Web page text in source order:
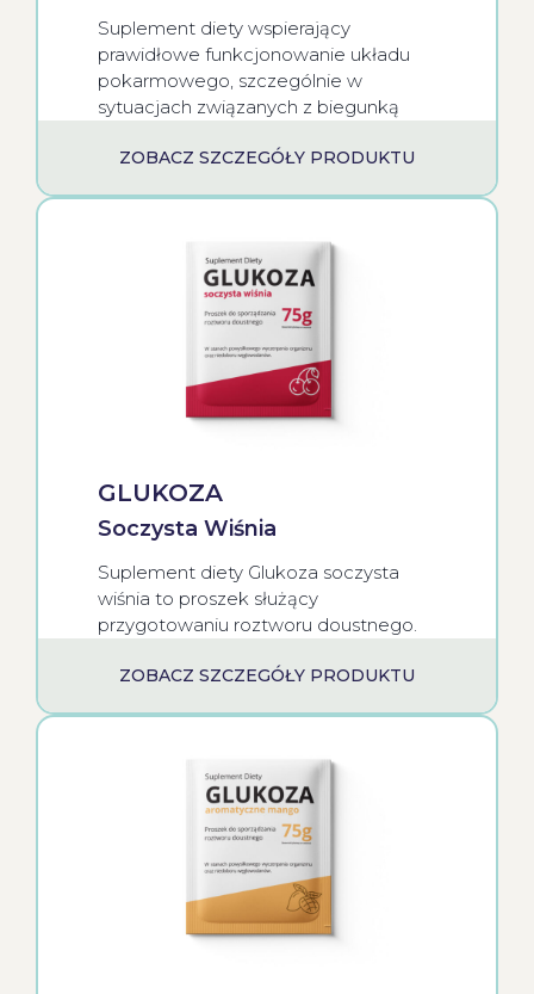
Suplement diety wspierający
prawidłowe funkcjonowanie układu
pokarmowego, szczególnie w
sytuacjach związanych z biegunką
ZOBACZ SZCZEGÓŁY PRODUKTU
GLUKOZA
Soczysta Wiśnia
Suplement diety Glukoza soczysta
wiśnia to proszek służący
przygotowaniu roztworu doustnego.
ZOBACZ SZCZEGÓŁY PRODUKTU